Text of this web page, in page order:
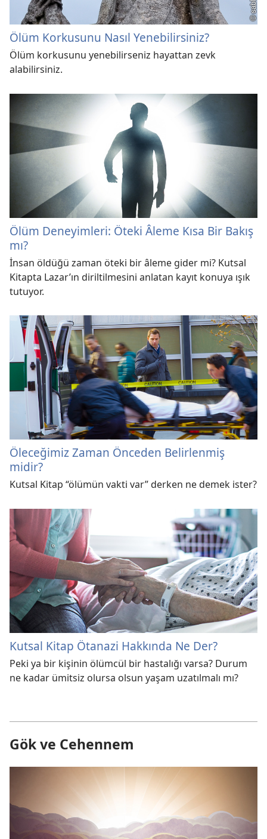
Ölüm Korkusunu Nasıl Yenebilirsiniz?
Ölüm korkusunu yenebilirseniz hayattan zevk
alabilirsiniz.
Ölüm Deneyimleri: Öteki Âleme Kısa Bir Bakış
mı?
İnsan öldüğü zaman öteki bir âleme gider mi? Kutsal
Kitapta Lazar’ın diriltilmesini anlatan kayıt konuya ışık
tutuyor.
Öleceğimiz Zaman Önceden Belirlenmiş
midir?
Kutsal Kitap “ölümün vakti var” derken ne demek ister?
Kutsal Kitap Ötanazi Hakkında Ne Der?
Peki ya bir kişinin ölümcül bir hastalığı varsa? Durum
ne kadar ümitsiz olursa olsun yaşam uzatılmalı mı?
Gök ve Cehennem